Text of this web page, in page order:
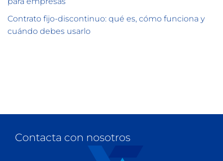
Contrato fijo-discontinuo: qué es, cómo funciona y
cuándo debes usarlo
Contacta con nosotros